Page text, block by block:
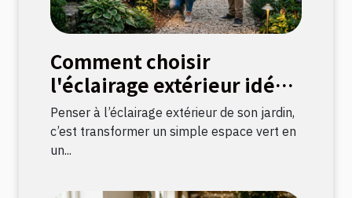
Comment choisir
l'éclairage extérieur idéal
pour votre jardin ?
Penser à l’éclairage extérieur de son jardin,
c’est transformer un simple espace vert en
un...